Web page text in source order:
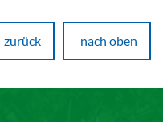
zurück nach oben